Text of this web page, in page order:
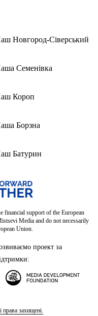
Новгород-Сіверський
Семенівка
Короп
Борзна
Батурин
financial support of the European
Media and do not necessarily
Union.
проект за
захищені.